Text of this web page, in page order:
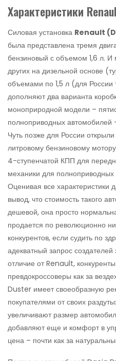
Характеристики
Силовая установка Renault
была представлена тремя
бензиновый с объемом 1,6 л. И
других на дизельной основе
объемами по 1,5 л (для России
дополняют два варианта
моноприродной модели –
полноприводных автомобилей
Чуть позже для России
литровому бензиновому
4-ступенчатой КПП для
механики для
Оценивая все характеристики
вывод, что стоимость такого
дешевой, она просто
продается по революционно
конкурентов, если судить по
адекватный запрос
отличие от Renault,
превдокроссоверы как за
Duster имеет своеобразную
покупателями от своих
увеличивают размер
добавляют еще и комфорт в
цена – почти как за